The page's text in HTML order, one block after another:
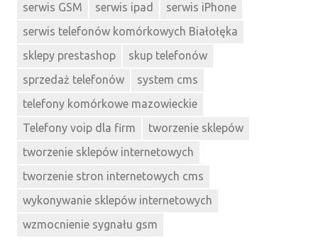
serwis GSM
serwis ipad
serwis iPhone
serwis telefonów komórkowych Białołęka
sklepy prestashop
skup telefonów
sprzedaż telefonów
system cms
telefony komórkowe mazowieckie
Telefony voip dla firm
tworzenie sklepów
tworzenie sklepów internetowych
tworzenie stron internetowych cms
wykonywanie sklepów internetowych
wzmocnienie sygnału gsm